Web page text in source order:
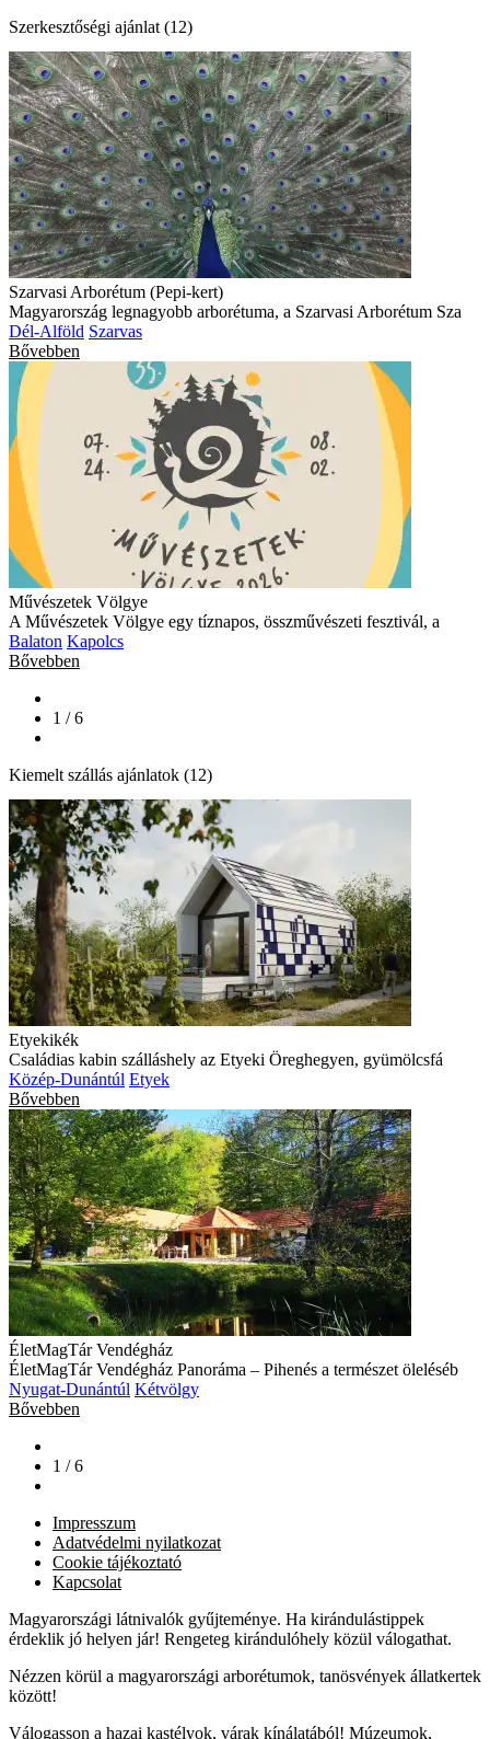
Szerkesztőségi ajánlat (12)
Szarvasi Arborétum (Pepi-kert)
Magyarország legnagyobb arborétuma, a Szarvasi Arborétum Sza
Dél-Alföld Szarvas
Bővebben
Művészetek Völgye
A Művészetek Völgye egy tíznapos, összművészeti fesztivál, a
Balaton Kapolcs
Bővebben
1 / 6
Kiemelt szállás ajánlatok (12)
Etyekikék
Családias kabin szálláshely az Etyeki Öreghegyen, gyümölcsfá
Közép-Dunántúl Etyek
Bővebben
ÉletMagTár Vendégház
ÉletMagTár Vendégház Panoráma – Pihenés a természet öleléséb
Nyugat-Dunántúl Kétvölgy
Bővebben
1 / 6
Impresszum
Adatvédelmi nyilatkozat
Cookie tájékoztató
Kapcsolat
Magyarországi látnivalók gyűjteménye. Ha kirándulástippek
érdeklik jó helyen jár! Rengeteg kirándulóhely közül válogathat.
Nézzen körül a magyarországi arborétumok, tanösvények állatkertek
között!
Válogasson a hazai kastélyok, várak kínálatából! Múzeumok,